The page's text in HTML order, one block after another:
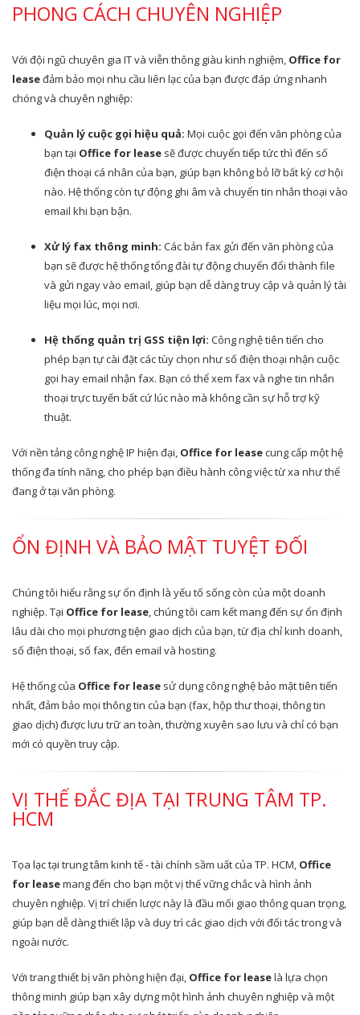
PHONG CÁCH CHUYÊN NGHIỆP
Với đội ngũ chuyên gia IT và viễn thông giàu kinh nghiệm, Office for
leaseđảm bảo mọi nhu cầu liên lạc của bạn được đáp ứng nhanh
chóng và chuyên nghiệp:
Quản lý cuộc gọi hiệu quả: Mọi cuộc gọi đến văn phòng của
bạn tại Office for lease sẽ được chuyển tiếp tức thì đến số
điện thoại cá nhân của bạn, giúp bạn không bỏ lỡ bất kỳ cơ hội
nào. Hệ thống còn tự động ghi âm và chuyển tin nhắn thoại vào
email khi bạn bận.
Xử lý fax thông minh: Các bản fax gửi đến văn phòng của
bạn sẽ được hệ thống tổng đài tự động chuyển đổi thành file
và gửi ngay vào email, giúp bạn dễ dàng truy cập và quản lý tài
liệu mọi lúc, mọi nơi.
Hệ thống quản trị GSS tiện lợi: Công nghệ tiên tiến cho
phép bạn tự cài đặt các tùy chọn như số điện thoại nhận cuộc
gọi hay email nhận fax. Bạn có thể xem fax và nghe tin nhắn
thoại trực tuyến bất cứ lúc nào mà không cần sự hỗ trợ kỹ
thuật.
Với nền tảng công nghệ IP hiện đại, Office for leasecung cấp một hệ
thống đa tính năng, cho phép bạn điều hành công việc từ xa như thể
đang ở tại văn phòng.
ỔN ĐỊNH VÀ BẢO MẬT TUYỆT ĐỐI
Chúng tôi hiểu rằng sự ổn định là yếu tố sống còn của một doanh
nghiệp. Tại Office for lease, chúng tôi cam kết mang đến sự ổn định
lâu dài cho mọi phương tiện giao dịch của bạn, từ địa chỉ kinh doanh,
số điện thoại, số fax, đến email và hosting.
Hệ thống của Office for lease sử dụng công nghệ bảo mật tiên tiến
nhất, đảm bảo mọi thông tin của bạn (fax, hộp thư thoại, thông tin
giao dịch) được lưu trữ an toàn, thường xuyên sao lưu và chỉ có bạn
mới có quyền truy cập.
VỊ THẾ ĐẮC ĐỊA TẠI TRUNG TÂM TP.
HCM
Tọa lạc tại trung tâm kinh tế - tài chính sầm uất của TP. HCM, Office
for leasemang đến cho bạn một vị thế vững chắc và hình ảnh
chuyên nghiệp. Vị trí chiến lược này là đầu mối giao thông quan trọng,
giúp bạn dễ dàng thiết lập và duy trì các giao dịch với đối tác trong và
ngoài nước.
Với trang thiết bị văn phòng hiện đại, Office for leaselà lựa chọn
thông minh giúp bạn xây dựng một hình ảnh chuyên nghiệp và một